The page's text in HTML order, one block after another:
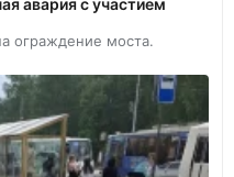
ограждение моста.